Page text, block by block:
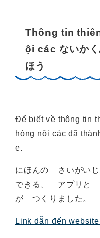
Thông tin
ội các ないか
ほう
Để biết về thông tin
hòng nội các đã
e.
にほんの さいがい
できる、 アプリと
が つくりました。
Link dẫn đến